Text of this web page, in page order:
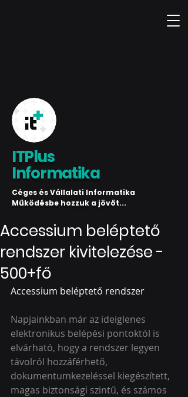
ITPlus
Informatika
Céges és Vállalati Informatika
Működésbe hozzuk a jövőt...
Accessium beléptető
rendszer kivitelezése -
500+fő
Accessium beléptető rendszer
Napjainkban már az ideiglenes
elektronikus belépési pontoktól is
elvárható, hogy a rendszer legyen
távolról hozzáférhető,
dokumentumkezeléssel kiegészített,
magas biztonsági szintű, és számos